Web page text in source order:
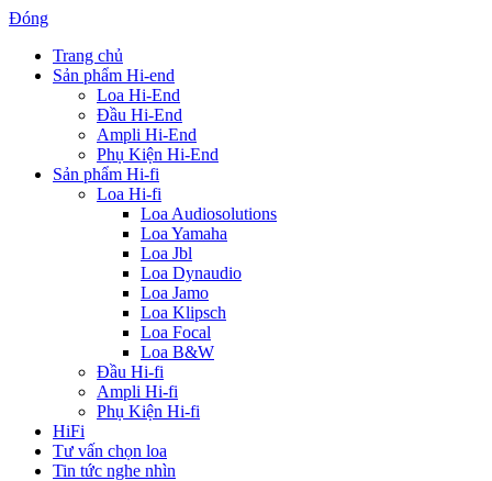
Đóng
Trang chủ
Sản phẩm Hi-end
Loa Hi-End
Đầu Hi-End
Ampli Hi-End
Phụ Kiện Hi-End
Sản phẩm Hi-fi
Loa Hi-fi
Loa Audiosolutions
Loa Yamaha
Loa Jbl
Loa Dynaudio
Loa Jamo
Loa Klipsch
Loa Focal
Loa B&W
Đầu Hi-fi
Ampli Hi-fi
Phụ Kiện Hi-fi
HiFi
Tư vấn chọn loa
Tin tức nghe nhìn